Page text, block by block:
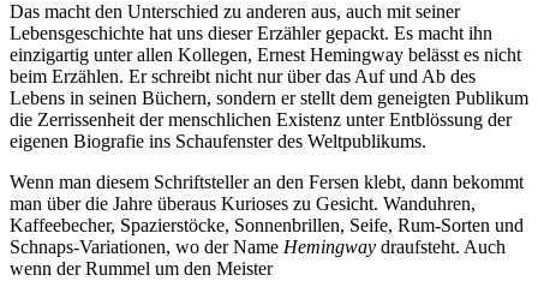
Das macht den Unterschied zu anderen aus, auch mit seiner
Lebensgeschichte hat uns dieser Erzähler gepackt. Es macht ihn
einzigartig unter allen Kollegen, Ernest Hemingway belässt es nicht
beim Erzählen. Er schreibt nicht nur über das Auf und Ab des
Lebens in seinen Büchern, sondern er stellt dem geneigten Publikum
die Zerrissenheit der menschlichen Existenz unter Entblössung der
eigenen Biografie ins Schaufenster des Weltpublikums.
Wenn man diesem Schriftsteller an den Fersen klebt, dann bekommt
man über die Jahre überaus Kurioses zu Gesicht. Wanduhren,
Kaffeebecher, Spazierstöcke, Sonnenbrillen, Seife, Rum-Sorten und
Schnaps-Variationen, wo der Name Hemingway draufsteht. Auch
wenn der Rummel um den Meister